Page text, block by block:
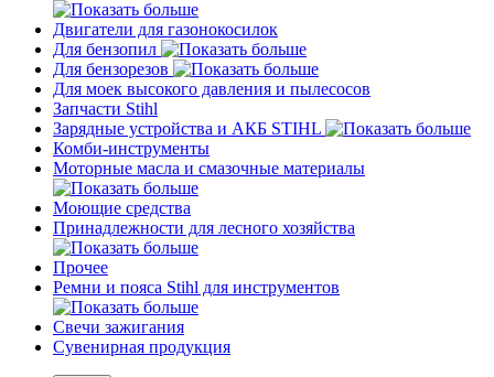
Двигатели для газонокосилок
Для бензопил
Для бензорезов
Для моек высокого давления и пылесосов
Запчасти Stihl
Зарядные устройства и АКБ STIHL
Комби-инструменты
Моторные масла и смазочные материалы
Моющие средства
Принадлежности для лесного хозяйства
Прочее
Ремни и пояса Stihl для инструментов
Свечи зажигания
Сувенирная продукция